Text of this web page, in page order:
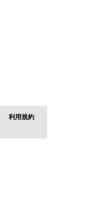
利用規約